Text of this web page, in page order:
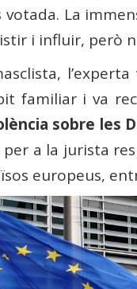
La
i influir, però
familiar i va
sobre les
a la jurista
europeus,